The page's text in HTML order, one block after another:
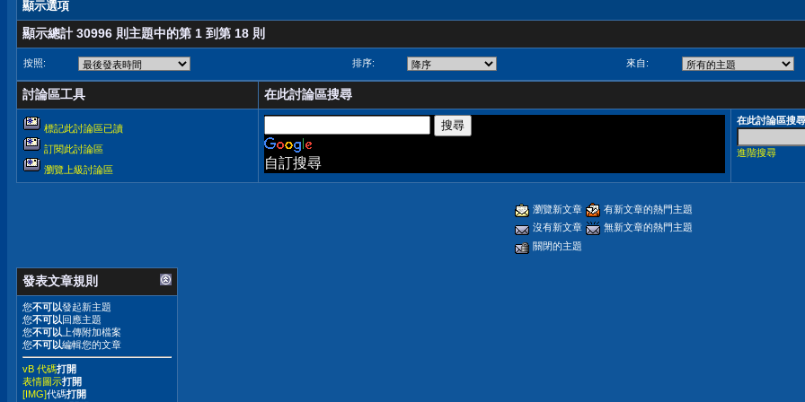
顯示選項
顯示總計 30996 則主題中的第 1 到第 18 則
按照: 排序: 來自:
討論區工具 在此討論區搜尋
標記此討論區已讀
訂閱此討論區
瀏覽上級討論區
自訂搜尋
在此討論區搜尋
進階搜尋
瀏覽新文章
有新文章的熱門主題
沒有新文章
無新文章的熱門主題
關閉的主題
發表文章規則
您不可以發起新主題
您不可以回應主題
您不可以 上傳附加檔案
您不可以編輯您的文章
vB 代碼打開
表情圖示打開
[IMG]代碼打開